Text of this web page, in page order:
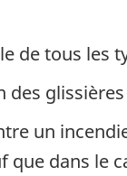
de tous les
des
un
que dans le